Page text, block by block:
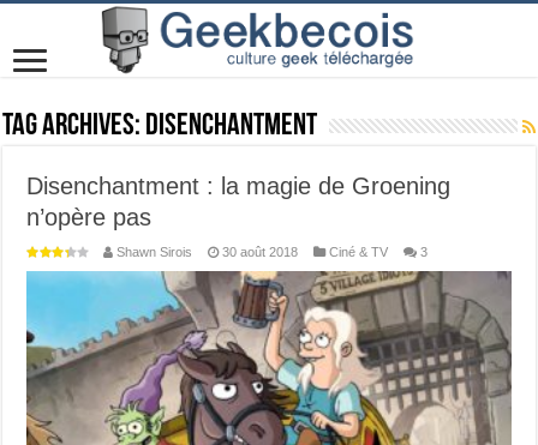
Tag Archives: Disenchantment
Disenchantment : la magie de Groening
n’opère pas
Shawn Sirois 30 août 2018 Ciné & TV 3